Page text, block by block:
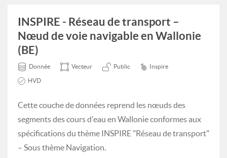
INSPIRE - Réseau de transport –
Nœud de voie navigable en Wallonie
(BE)
Donnée Vecteur Public Inspire
HVD
Cette couche de données reprend les nœuds des
segments des cours d'eau en Wallonie conformes aux
spécifications du thème INSPIRE "Réseau de transport"
– Sous thème Navigation.